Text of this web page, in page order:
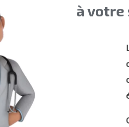
à votre